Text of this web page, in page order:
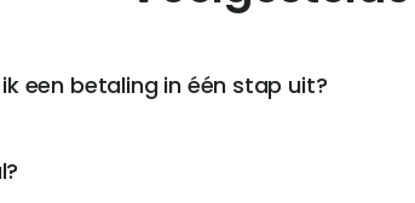
een betaling in één stap uit?